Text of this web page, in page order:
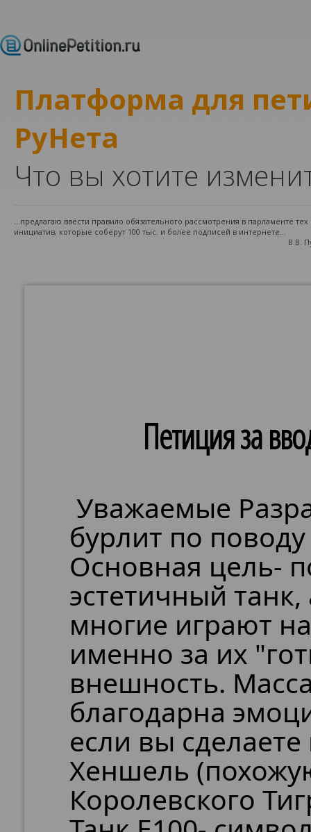
Платформа для
РуНета
Что вы хотите
...предлагаю ввести правило обязательного рассмотрения в парламенте
инициатив, которые соберут 100 тыс. и более подписей в интернете...
В.В.
Петиция за
Уважаемые
бурлит по
Основная цель-
эстетичный
многие играют
именно за их
внешность.
благодарна
если вы
Хеншель
Королевского